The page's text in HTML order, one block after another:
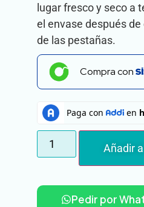
lugar fresco y seco a
el envase después
de las pestañas.
Compra con
Añadir
Pedir por